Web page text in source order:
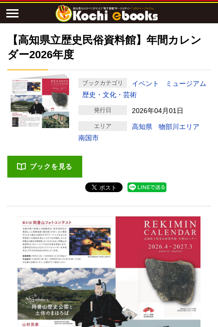
【高知県立歴史民俗資料館】年間カレン
ダー2026年度
ブックカテゴリ イベント
ミュージアム
歴史・文化・芸術
発行日 2026年04月01日
エリア 高知県
物部川エリア
南国市
ブックを見る